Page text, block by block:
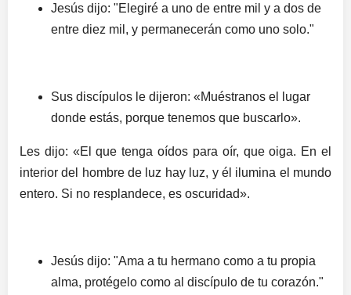
Jesús dijo: "Elegiré a uno de entre mil y a dos de
entre diez mil, y permanecerán como uno solo."
Sus discípulos le dijeron: «Muéstranos el lugar
donde estás, porque tenemos que buscarlo».
Les dijo: «El que tenga oídos para oír, que oiga. En el
interior del hombre de luz hay luz, y él ilumina el mundo
entero. Si no resplandece, es oscuridad».
Jesús dijo: "Ama a tu hermano como a tu propia
alma, protégelo como al discípulo de tu corazón."